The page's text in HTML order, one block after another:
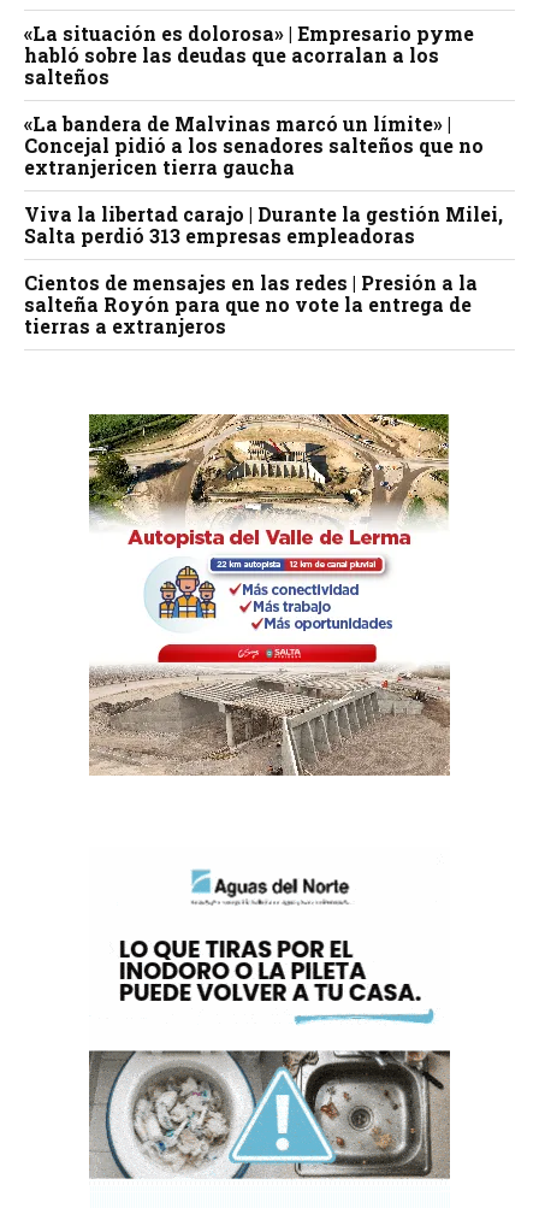
«La situación es dolorosa» | Empresario pyme
habló sobre las deudas que acorralan a los
salteños
«La bandera de Malvinas marcó un límite» |
Concejal pidió a los senadores salteños que no
extranjericen tierra gaucha
Viva la libertad carajo | Durante la gestión Milei,
Salta perdió 313 empresas empleadoras
Cientos de mensajes en las redes | Presión a la
salteña Royón para que no vote la entrega de
tierras a extranjeros